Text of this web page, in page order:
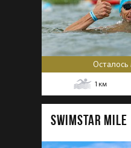
Осталось
1 км
SWIMSTAR MILE